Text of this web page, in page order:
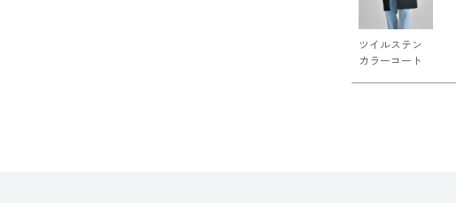
ツイルステン
カラーコート